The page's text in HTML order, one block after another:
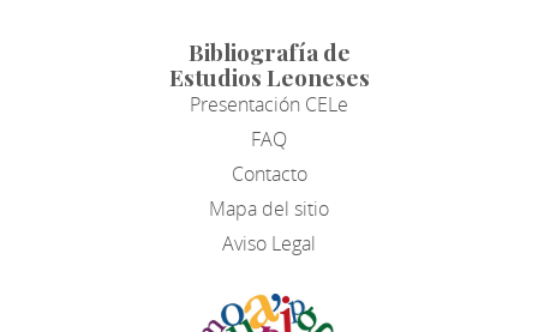
Bibliografía de
Estudios Leoneses
Presentación CELe
FAQ
Contacto
Mapa del sitio
Aviso Legal